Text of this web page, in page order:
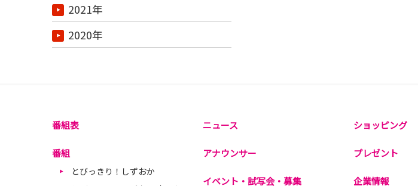
2021年
2020年
番組表
番組
とびっきり！しずおか
ニュース
アナウンサー
イベント・試写会・募集
ショッピング
プレゼント
企業情報